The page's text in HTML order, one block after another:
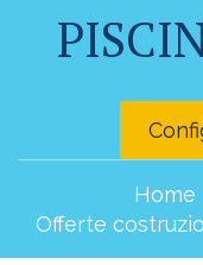
Home
Offerte